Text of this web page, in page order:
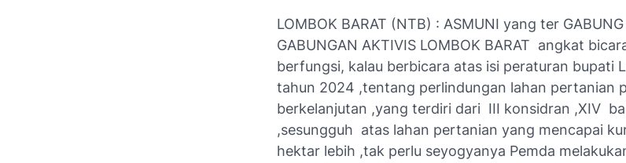
LOMBOK BARAT (NTB) : ASMUNI yang ter
GABUNGAN AKTIVIS LOMBOK BARAT angkat
berfungsi, kalau berbicara atas isi peraturan bupati
tahun 2024 ,tentang perlindungan lahan pertanian
berkelanjutan ,yang terdiri dari III konsidran ,XIV
,sesungguh atas lahan pertanian yang mencapai
hektar lebih ,tak perlu seyogyanya Pemda